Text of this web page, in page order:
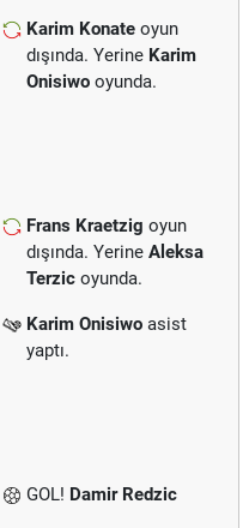
Karim Konate oyun
dışında. Yerine Karim
Onisiwo oyunda.
Frans Kraetzig oyun
dışında. Yerine Aleksa
Terzic oyunda.
Karim Onisiwo asist
yaptı.
GOL! Damir Redzic